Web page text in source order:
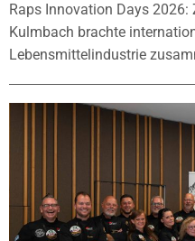
Raps Innovation Days
Kulmbach brachte
Lebensmittelindustrie